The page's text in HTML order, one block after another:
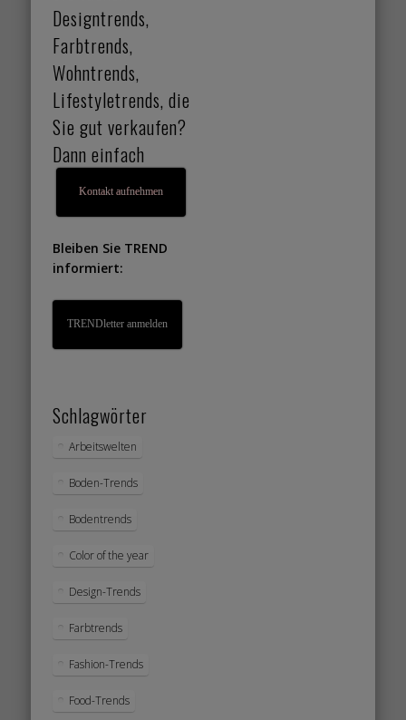
Designtrends,
Farbtrends,
Wohntrends,
Lifestyletrends, die
Sie gut verkaufen?
Dann einfach
Kontakt aufnehmen
Bleiben Sie TREND
informiert:
TRENDletter anmelden
Schlagwörter
Arbeitswelten
Boden-Trends
Bodentrends
Color of the year
Design-Trends
Farbtrends
Fashion-Trends
Food-Trends